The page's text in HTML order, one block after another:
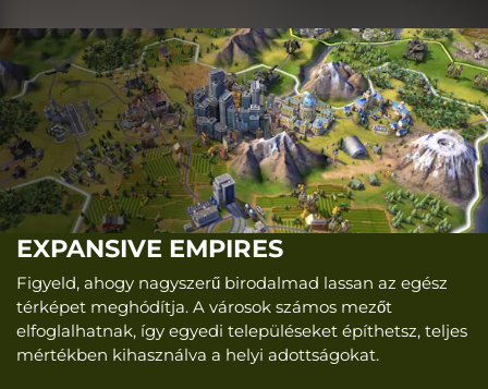
EXPANSIVE EMPIRES
Figyeld, ahogy nagyszerű birodalmad lassan az egész
térképet meghódítja. A városok számos mezőt
elfoglalhatnak, így egyedi településeket építhetsz, teljes
mértékben kihasználva a helyi adottságokat.